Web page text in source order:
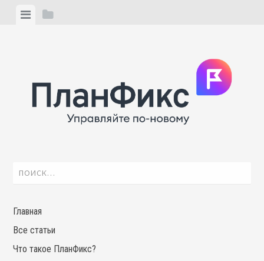
ViewView
Найти:
Главная
Все статьи
Что такое ПланФикс?